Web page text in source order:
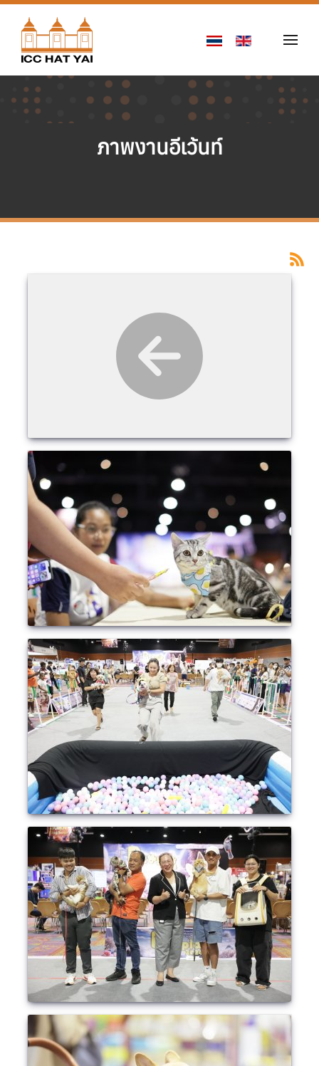
Skip to main content
ภาพงานอีเว้นท์